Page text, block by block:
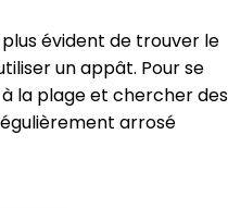
évident de trouver le
un appât. Pour se
la plage et chercher des
arrosé